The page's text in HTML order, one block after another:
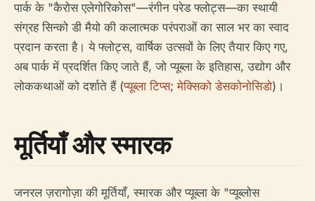
पार्क के "कैरोस एलेगोरिकोस"—रंगीन परेड फ्लोट्स—का स्थायी
संग्रह सिन्को डी मैयो की कलात्मक परंपराओं का साल भर का स्वाद
प्रदान करता है। ये फ्लोट्स, वार्षिक उत्सवों के लिए तैयार किए गए,
अब पार्क में प्रदर्शित किए जाते हैं, जो प्यूब्ला के इतिहास, उद्योग और
लोककथाओं को दर्शाते हैं (प्यूब्ला टिप्स;मेक्सिको डेसकोनोसिडो)।
मूर्तियाँ और स्मारक
जनरल ज़रागोज़ा की मूर्तियाँ, स्मारक और प्यूब्ला के "प्यूब्लोस